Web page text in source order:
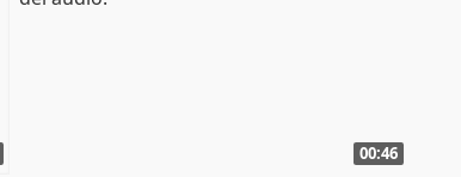
00:46